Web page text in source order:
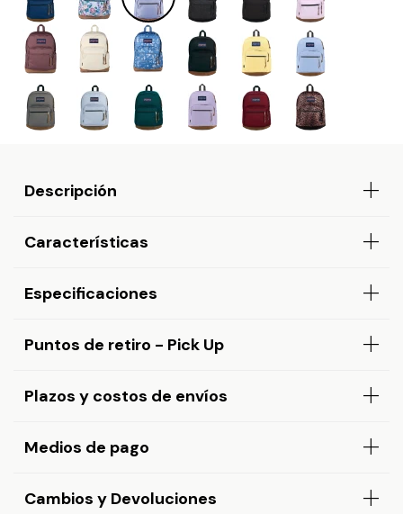
Descripción
Características
Especificaciones
Puntos de retiro - Pick Up
Plazos y costos de envíos
Medios de pago
Cambios y Devoluciones